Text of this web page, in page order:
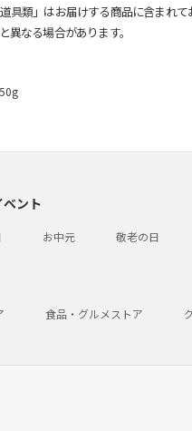
類」はお届けする商品に含まれて
なる場合があります。
ント
お中元 敬老の日
食品・グルメストア